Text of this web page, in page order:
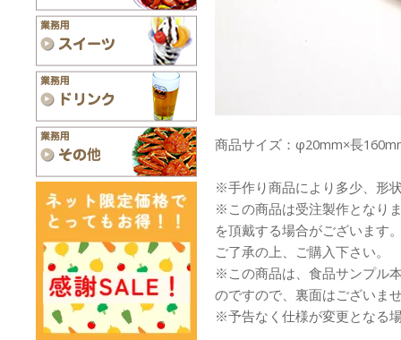
商品サイズ：φ20mm×長
※手作り商品により多少、形
※この商品は受注製作となり
を頂戴する場合がございます
ご了承の上、ご購入下さい。
※この商品は、食品サンプル
のですので、裏面はございま
※予告なく仕様が変更となる